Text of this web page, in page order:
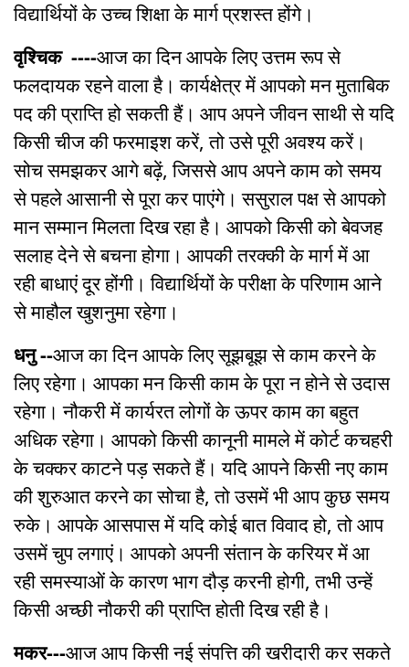
विद्यार्थियों के उच्च शिक्षा के मार्ग प्रशस्त होंगे।
वृश्चिक ----आज का दिन आपके लिए उत्तम रूप से
फलदायक रहने वाला है। कार्यक्षेत्र में आपको मन मुताबिक
पद की प्राप्ति हो सकती हैं। आप अपने जीवन साथी से यदि
किसी चीज की फरमाइश करें, तो उसे पूरी अवश्य करें।
सोच समझकर आगे बढ़ें, जिससे आप अपने काम को समय
से पहले आसानी से पूरा कर पाएंगे। ससुराल पक्ष से आपको
मान सम्मान मिलता दिख रहा है। आपको किसी को बेवजह
सलाह देने से बचना होगा। आपकी तरक्की के मार्ग में आ
रही बाधाएं दूर होंगी। विद्यार्थियों के परीक्षा के परिणाम आने
से माहौल खुशनुमा रहेगा।
धनु --आज का दिन आपके लिए सूझबूझ से काम करने के
लिए रहेगा। आपका मन किसी काम के पूरा न होने से उदास
रहेगा। नौकरी में कार्यरत लोगों के ऊपर काम का बहुत
अधिक रहेगा। आपको किसी कानूनी मामले में कोर्ट कचहरी
के चक्कर काटने पड़ सकते हैं। यदि आपने किसी नए काम
की शुरुआत करने का सोचा है, तो उसमें भी आप कुछ समय
रुके। आपके आसपास में यदि कोई बात विवाद हो, तो आप
उसमें चुप लगाएं। आपको अपनी संतान के करियर में आ
रही समस्याओं के कारण भाग दौड़ करनी होगी, तभी उन्हें
किसी अच्छी नौकरी की प्राप्ति होती दिख रही है।
मकर---आज आप किसी नई संपत्ति की खरीदारी कर सकते